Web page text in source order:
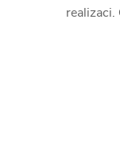
realizaci.